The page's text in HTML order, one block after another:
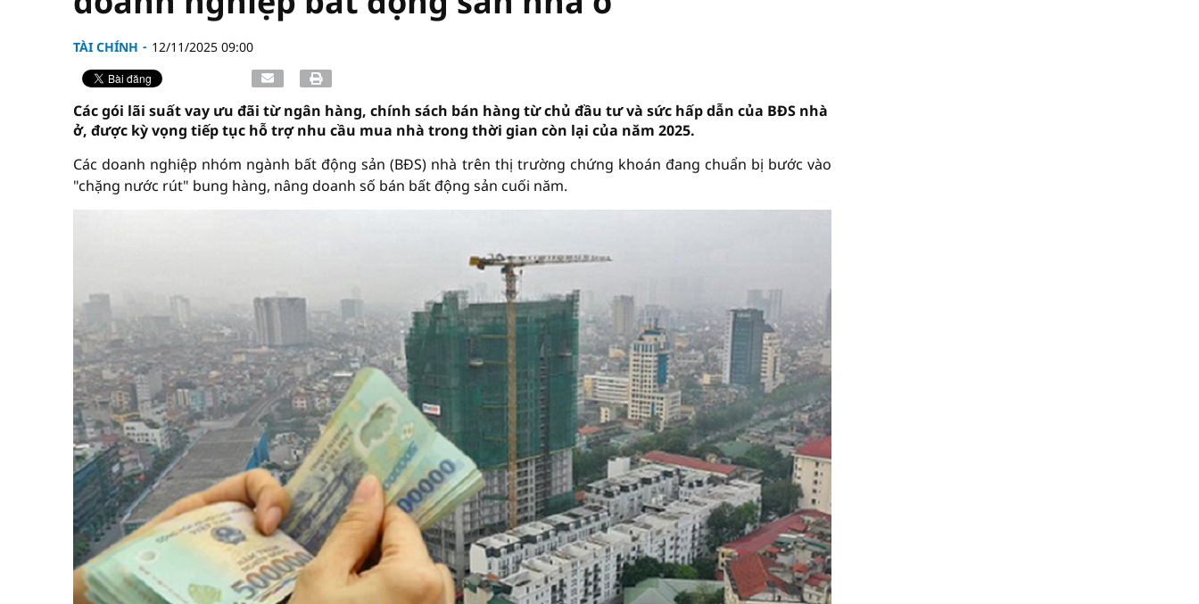
TÀI CHÍNH 12/11/2025 09:00
Các gói lãi suất vay ưu đãi từ ngân hàng, chính sách bán hàng từ chủ đầu tư và sức hấp dẫn của BĐS nhà
ở, được kỳ vọng tiếp tục hỗ trợ nhu cầu mua nhà trong thời gian còn lại của năm 2025.
Các doanh nghiệp nhóm ngành bất động sản (BĐS) nhà trên thị trường chứng khoán đang chuẩn bị bước vào
"chặng nước rút" bung hàng, nâng doanh số bán bất động sản cuối năm.